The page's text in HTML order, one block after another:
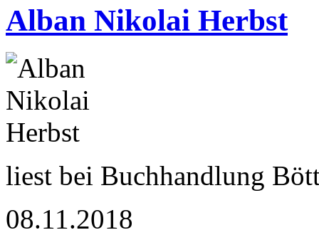
Alban Nikolai Herbst
liest bei Buchhandlung
08.11.2018